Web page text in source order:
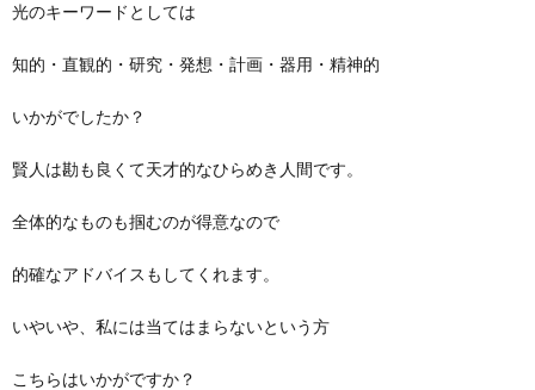
光のキーワードとしては
知的・直観的・研究・発想・計画・器用・精神的
いかがでしたか？
賢人は勘も良くて天才的なひらめき人間です。
全体的なものも掴むのが得意なので
的確なアドバイスもしてくれます。
いやいや、私には当てはまらないという方
こちらはいかがですか？